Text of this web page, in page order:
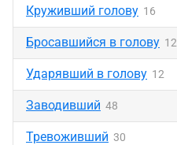
Круживший голову 16
Бросавшийся в голову 12
Ударявший в голову 12
Заводивший 48
Тревоживший 30